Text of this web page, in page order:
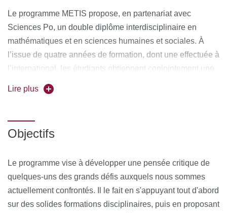
Le programme METIS propose, en partenariat avec
Sciences Po, un double diplôme interdisciplinaire en
mathématiques et en sciences humaines et sociales. À
l’issue de quatre années de formation, dont une effectuée à
l’international, les étudiants obtiennent conjointement une
licence de mathématiques et le Bachelor of Arts and
Sciences (BASc) de Sciences Po.
Lire plus
Objectifs
Le programme vise à développer une pensée critique de
quelques-uns des grands défis auxquels nous sommes
actuellement confrontés. Il le fait en s'appuyant tout d'abord
sur des solides formations disciplinaires, puis en proposant